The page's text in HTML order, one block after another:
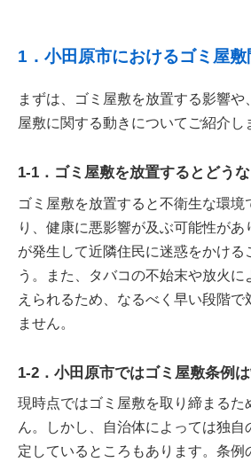
1．小田原市におけるゴミ屋
まずは、ゴミ屋敷を放置する影響や
屋敷に関する動きについてご紹介し
1-1．ゴミ屋敷を放置するとどう
ゴミ屋敷を放置すると不衛生な環境
り、健康に悪影響が及ぶ可能性があ
が発生して近隣住民に迷惑をかける
う。また、タバコの不始末や放火
えられるため、なるべく早い段階で
ません。
1-2．小田原市ではゴミ屋敷条例
現時点ではゴミ屋敷を取り締まるた
ん。しかし、自治体によっては独自
定しているところもあります。条例